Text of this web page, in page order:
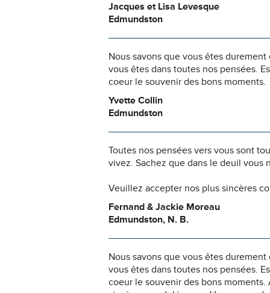
Jacques et Lisa Levesque
Edmundston
Nous savons que vous êtes
vous êtes dans toutes nos pensées.
coeur le souvenir des bons moments.
Yvette Collin
Edmundston
Toutes nos pensées vers vous sont
vivez. Sachez que dans le deuil vous
Veuillez accepter nos plus sincères
Fernand & Jackie Moreau
Edmundston, N. B.
Nous savons que vous êtes
vous êtes dans toutes nos pensées.
coeur le souvenir des bons